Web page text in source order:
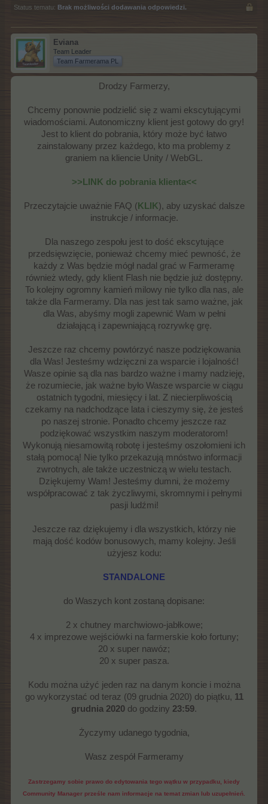
Status tematu: Brak możliwości dodawania odpowiedzi.
Eviana
Team Leader
Team Farmerama PL
Drodzy Farmerzy,
Chcemy ponownie podzielić się z wami ekscytującymi
wiadomościami. Autonomiczny klient jest gotowy do gry!
Jest to klient do pobrania, który może być łatwo
zainstalowany przez każdego, kto ma problemy z
graniem na kliencie Unity / WebGL.
>>LINK do pobrania klienta<<
Przeczytajcie uważnie FAQ (KLIK), aby uzyskać dalsze
instrukcje / informacje.
Dla naszego zespołu jest to dość ekscytujące
przedsięwzięcie, ponieważ chcemy mieć pewność, że
każdy z Was będzie mógł nadal grać w Farmeramę
również wtedy, gdy klient Flash nie będzie już dostępny.
To kolejny ogromny kamień milowy nie tylko dla nas, ale
także dla Farmeramy. Dla nas jest tak samo ważne, jak
dla Was, abyśmy mogli zapewnić Wam w pełni
działającą i zapewniającą rozrywkę grę.
Jeszcze raz chcemy powtórzyć nasze podziękowania
dla Was! Jesteśmy wdzięczni za wsparcie i lojalność!
Wasze opinie są dla nas bardzo ważne i mamy nadzieję,
że rozumiecie, jak ważne było Wasze wsparcie w ciągu
ostatnich tygodni, miesięcy i lat. Z niecierpliwością
czekamy na nadchodzące lata i cieszymy się, że jesteś
po naszej stronie. Ponadto chcemy jeszcze raz
podziękować wszystkim naszym moderatorom!
Wykonują niesamowitą robotę i jesteśmy oszołomieni ich
stałą pomocą! Nie tylko przekazują mnóstwo informacji
zwrotnych, ale także uczestniczą w wielu testach.
Dziękujemy Wam! Jesteśmy dumni, że możemy
współpracować z tak życzliwymi, skromnymi i pełnymi
pasji ludźmi!
Jeszcze raz dziękujemy i dla wszystkich, którzy nie
mają dość kodów bonusowych, mamy kolejny. Jeśli
użyjesz kodu:
STANDALONE
do Waszych kont zostaną dopisane:
2 x chutney marchwiowo-jabłkowe;
4 x imprezowe wejściówki na farmerskie koło fortuny;
20 x super nawóz;
20 x super pasza.
Kodu można użyć jeden raz na danym koncie i można
go wykorzystać od teraz (09 grudnia 2020) do piątku, 11
grudnia 2020 do godziny 23:59.
Życzymy udanego tygodnia,
Wasz zespół Farmeramy
Zastrzegamy sobie prawo do edytowania tego wątku w przypadku, kiedy
Community Manager prześle nam informacje na temat zmian lub uzupełnień.